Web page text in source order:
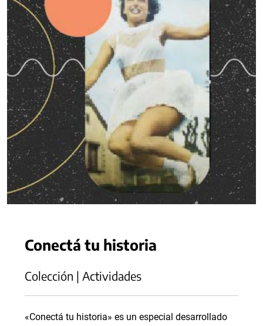
Conectá tu historia
Colección | Actividades
«Conectá tu historia» es un especial desarrollado